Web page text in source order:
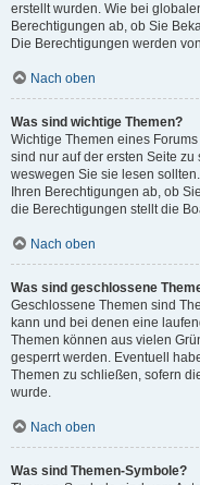
erstellt wurden. Wie bei
Berechtigungen ab, ob Sie
Die Berechtigungen werden
Nach oben
Was sind wichtige Themen?
Wichtige Themen eines
sind nur auf der ersten Seite
weswegen Sie sie lesen
Ihren Berechtigungen ab, ob
die Berechtigungen stellt die
Nach oben
Was sind geschlossene
Geschlossene Themen sind
kann und bei denen eine
Themen können aus vielen
gesperrt werden. Eventuell
Themen zu schließen, sofern
wurde.
Nach oben
Was sind Themen-Symbole?